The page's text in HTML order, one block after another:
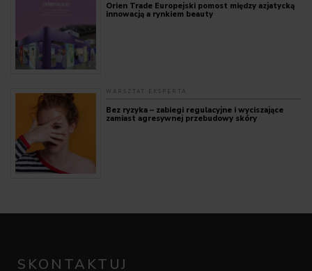
Orien Trade Europejski pomost między azjatycką
innowacją a rynkiem beauty
WARSZTAT EKSPERTA
Bez ryzyka – zabiegi regulacyjne i wyciszające
zamiast agresywnej przebudowy skóry
SKONTAKTUJ